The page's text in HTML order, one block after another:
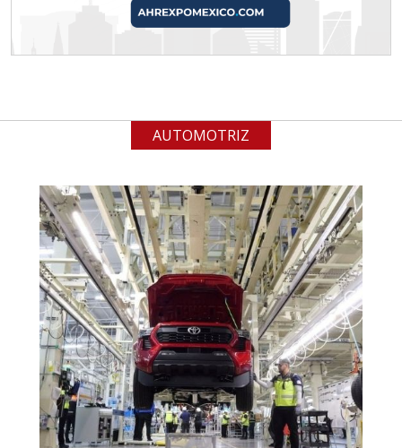
(especialmente para grafito) y
gestión ambiental.
Requiere:
ALAMBRE DE INCONEL
Especificaciones:
Requisitos: Garantizar composición
química y origen adecuados
(especialmente para grafito) y
contar con sistemas de calidad y
gestión ambiental.
Aplicar al Requerimiento
AUTOMOTRIZ